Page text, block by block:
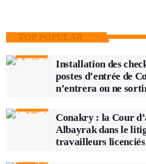
TOP POPULAR
Installation des
postes d’entrée de
n’entrera ou ne
Conakry : la Cour
Albayrak dans le
travailleurs licenciés